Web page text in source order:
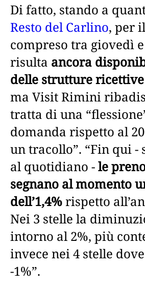
Di fatto, stando a
Resto del Carlino, per
compreso tra giovedì
risulta ancora
delle strutture
ma Visit Rimini
tratta di una
domanda rispetto al
un tracollo”. “Fin qui -
al quotidiano -le
segnano al momento
dell’1,4%rispetto
Nei 3 stelle la
intorno al 2%, più
invece nei 4 stelle
-1%”.